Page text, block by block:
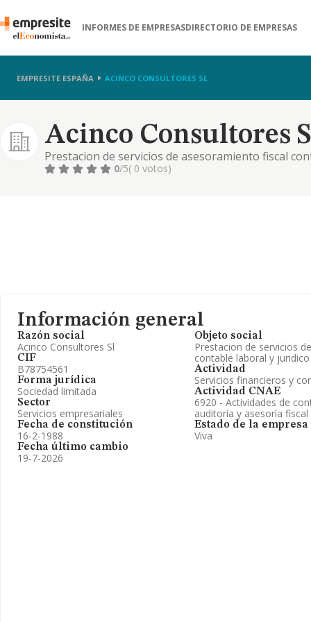
INFORMES DE EMPRESASDIRECTORIO DE EMPRESAS
EMPRESITE ESPAÑA ACINCO CONSULTORES SL
Acinco Consultores
Prestacion de servicios de asesoramiento fiscal
0/5( 0 votos)
Información general
Razón social
Acinco Consultores Sl
CIF
B78754561
Forma jurídica
Sociedad limitada
Sector
Servicios empresariales
Fecha de constitución
16-2-1988
Fecha último cambio
19-7-2026
Objeto social
Prestacion de servicios
contable laboral y juridico
Actividad
Servicios financieros y
Actividad CNAE
6920 - Actividades de
auditoría y asesoría fiscal
Estado de la empresa
Viva